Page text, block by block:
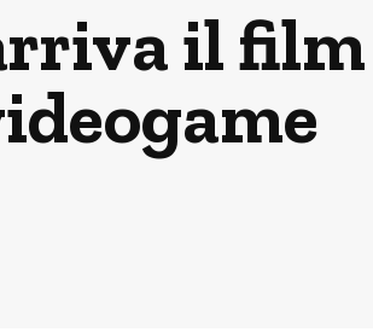
il film